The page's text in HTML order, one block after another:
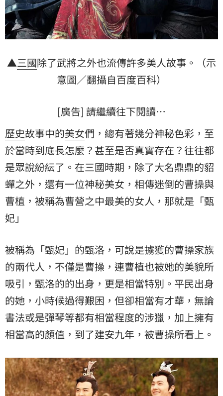
▲三國除了武將之外也流傳許多美人故事。（示
意圖／翻攝自百度百科）
[廣告] 請繼續往下閱讀…
歷史故事中的美女們，總有著幾分神秘色彩，至
於當時到底長怎麼？甚至是否真實存在？往往都
是眾說紛紜了。在三國時期，除了大名鼎鼎的貂
蟬之外，還有一位神秘美女，相傳迷倒的曹操與
曹植，被稱為曹營之中最美的女人，那就是「甄
妃」
被稱為「甄妃」的甄洛，可說是擄獲的曹操家族
的兩代人，不僅是曹操，連曹植也被她的美貌所
吸引，甄洛的的出身，更是相當特別。平民出身
的她，小時候過得艱困，但卻相當有才華，無論
書法或是彈琴等都有相當程度的涉獵，加上擁有
相當高的顏值，到了建安九年，被曹操所看上。